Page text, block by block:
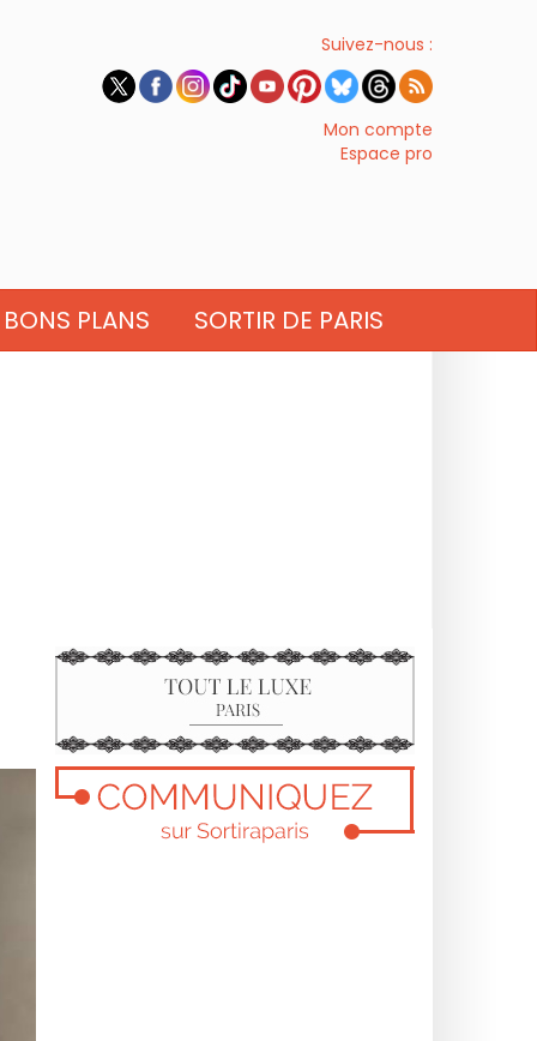
Suivez-nous :
Mon compte
Espace pro
BONS PLANS SORTIR DE PARIS